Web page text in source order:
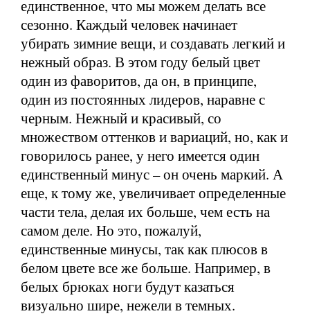
единственное, что мы можем делать все
сезонно. Каждый человек начинает
убирать зимние вещи, и создавать легкий и
нежный образ. В этом году белый цвет
один из фаворитов, да он, в принципе,
один из постоянных лидеров, наравне с
черным. Нежный и красивый, со
множеством оттенков и вариаций, но, как и
говорилось ранее, у него имеется один
единственный минус – он очень маркий. А
еще, к тому же, увеличивает определенные
части тела, делая их больше, чем есть на
самом деле. Но это, пожалуй,
единственные минусы, так как плюсов в
белом цвете все же больше. Например, в
белых брюках ноги будут казаться
визуально шире, нежели в темных.